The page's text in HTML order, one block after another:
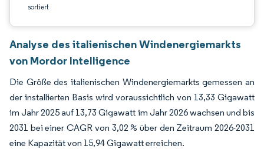
sortiert
Analyse des italienischen Windenergiemarkts
von Mordor Intelligence
Die Größe des italienischen Windenergiemarkts gemessen an
der installierten Basis wird voraussichtlich von 13,33 Gigawatt
im Jahr 2025 auf 13,73 Gigawatt im Jahr 2026 wachsen und bis
2031 bei einer CAGR von 3,02 % über den Zeitraum 2026-2031
eine Kapazität von 15,94 Gigawatt erreichen.